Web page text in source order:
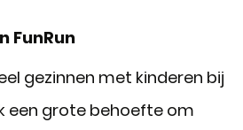
FunRun
gezinnen met kinderen bij
een grote behoefte om